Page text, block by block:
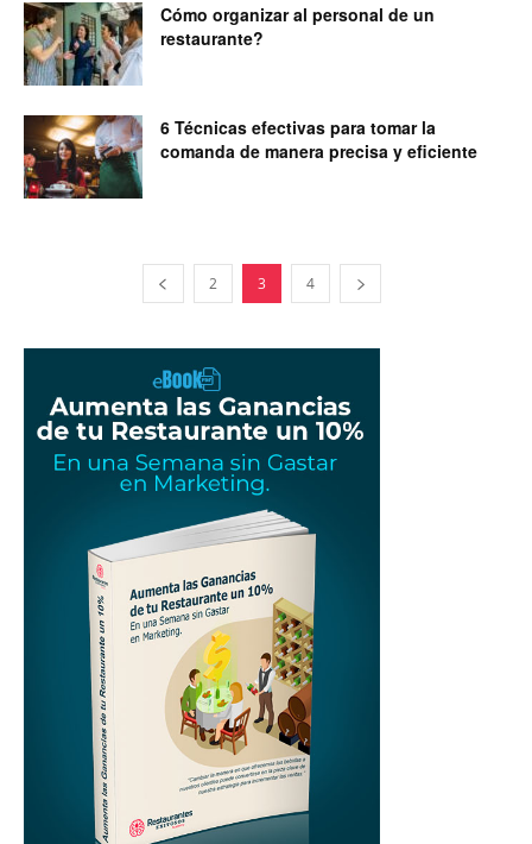
Cómo organizar al personal de un
restaurante?
6 Técnicas efectivas para tomar la
comanda de manera precisa y eficiente
2 3 4